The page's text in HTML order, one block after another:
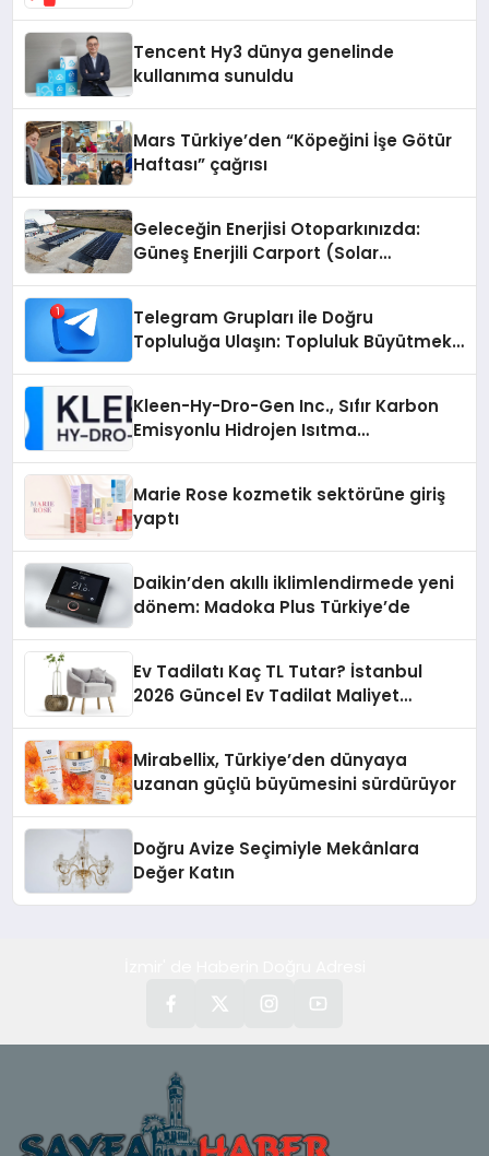
Tencent Hy3 dünya genelinde
kullanıma sunuldu
Mars Türkiye’den “Köpeğini İşe Götür
Haftası” çağrısı
Geleceğin Enerjisi Otoparkınızda:
Güneş Enerjili Carport (Solar
Telegram Grupları ile Doğru
Topluluğa Ulaşın: Topluluk Büyütmek
Kleen-Hy-Dro-Gen Inc., Sıfır Karbon
Emisyonlu Hidrojen Isıtma
Marie Rose kozmetik sektörüne giriş
yaptı
Daikin’den akıllı iklimlendirmede yeni
dönem: Madoka Plus Türkiye’de
Ev Tadilatı Kaç TL Tutar? İstanbul
2026 Güncel Ev Tadilat Maliyet
Mirabellix, Türkiye’den dünyaya
uzanan güçlü büyümesini sürdürüyor
Doğru Avize Seçimiyle Mekânlara
Değer Katın